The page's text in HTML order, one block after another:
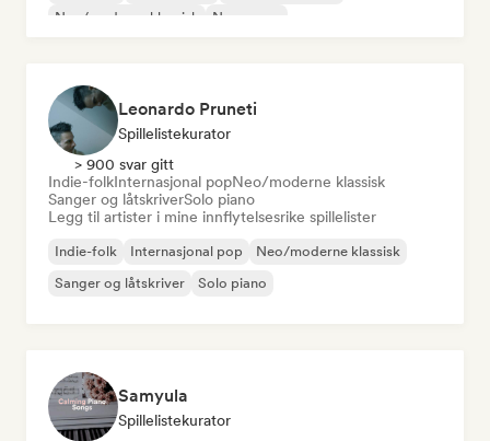
Neo/moderne klassisk
New wave
Leonardo Pruneti
Spillelistekurator
> 900 svar gitt
Indie-folkInternasjonal popNeo/moderne klassisk
Sanger og låtskriverSolo piano
Legg til artister i mine innflytelsesrike spillelister
Indie-folk Internasjonal pop
Neo/moderne klassisk
Sanger og låtskriver
Solo piano
Samyula
Spillelistekurator